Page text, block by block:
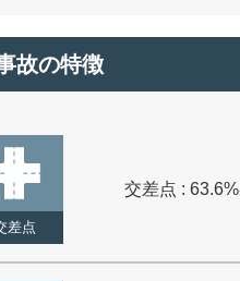
故の特徴
差点
交差点 : 63.6%